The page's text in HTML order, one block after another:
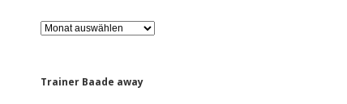
A
r
iTrainer Baade away